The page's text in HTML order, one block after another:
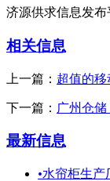
济源供求信息发布
相关信息
上一篇： 超值的
下一篇： 广州仓
最新信息
•水帘柜生产